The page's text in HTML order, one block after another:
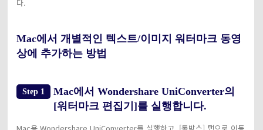
다.
Mac에서 개별적인 텍스트/이미지 워터마크 동영
상에 추가하는 방법
Step 1
Mac에서 Wondershare UniConverter의
[워터마크 편집기]를 실행합니다.